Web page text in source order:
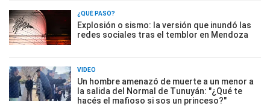
¿QUÉ PASÓ?
Explosión o sismo: la versión que inundó las
redes sociales tras el temblor en Mendoza
VIDEO
Un hombre amenazó de muerte a un menor a
la salida del Normal de Tunuyán: "¿Qué te
hacés el mafioso si sos un princeso?"